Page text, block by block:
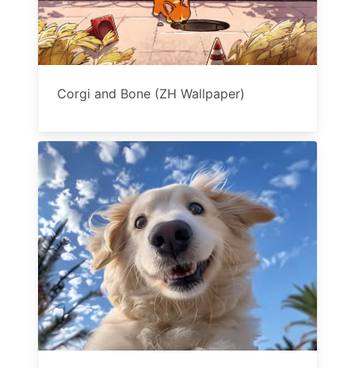
Corgi and Bone (ZH Wallpaper)